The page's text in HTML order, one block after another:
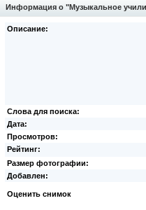
Информация о "Музыкальное
Описание:
Слова для поиска:
Дата:
Просмотров:
Рейтинг:
Размер фотографии:
Добавлен:
Оценить снимок